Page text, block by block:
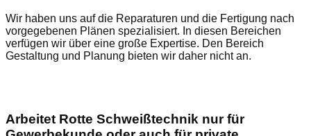
Wir haben uns auf die Reparaturen und die Fertigung nach
vorgegebenen Plänen spezialisiert. In diesen Bereichen
verfügen wir über eine große Expertise. Den Bereich
Gestaltung und Planung bieten wir daher nicht an.
Arbeitet Rotte Schweißtechnik nur für